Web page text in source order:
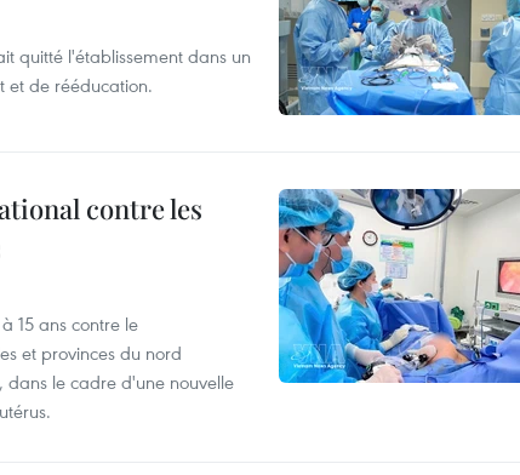
quitté l'établissement dans un
et de rééducation.
contre les
15 ans contre le
et provinces du nord
le cadre d'une nouvelle